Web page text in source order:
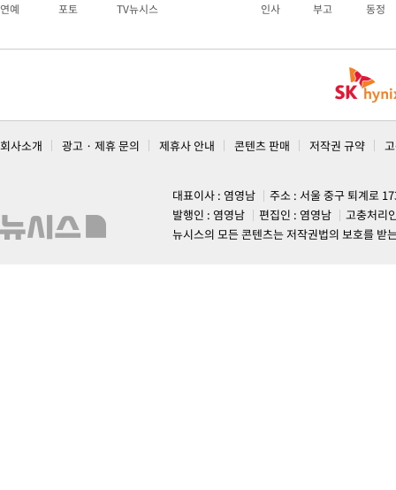
연예 포토 TV뉴시스 인사 부고 동정
회사소개 광고 · 제휴 문의 제휴사 안내 콘텐츠 판매 저작권 규약
대표이사 : 염영남
주소 : 서울 중구 퇴계로
발행인 : 염영남
편집인 : 염영남
고충처리
뉴시스의 모든 콘텐츠는 저작권법의 보호를